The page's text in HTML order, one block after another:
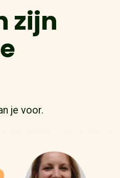
zijn
je voor.